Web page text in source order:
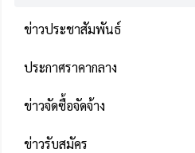
ข่าวประชาสัมพันธ์
ประกาศราคากลาง
ข่าวจัดซื้อจัดจ้าง
ข่าวรับสมัคร